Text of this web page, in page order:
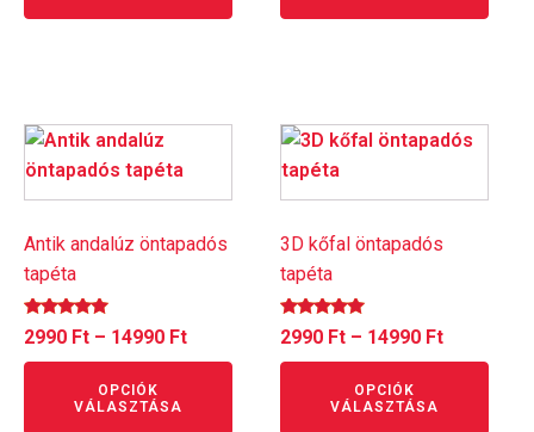
Antik andalúz öntapadós
tapéta
Értékelés:
5.00
/ 5
2990 Ft – 14990 FtÁrtartomány:
2990 Ft
OPCIÓK
VÁLASZTÁSA
Ennek
a
terméknek
variációja
van.
A
változatok
termékoldalon
3D kőfal öntapadós
tapéta
Értékelés:
5.00
/ 5
2990 Ft – 14990 Ft
2990 Ft
OPCIÓK
VÁLASZTÁSA
Ennek
a
terméknek
variációja
van.
A
változatok
termékoldalon